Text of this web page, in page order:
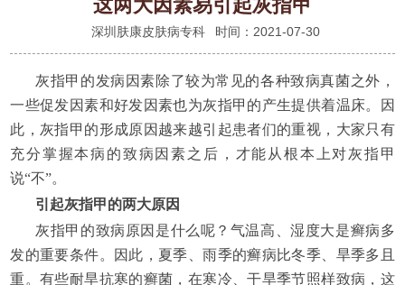
这两大因素易引起灰指甲
深圳肤康皮肤病专科 时间：2021-07-30
灰指甲的发病因素除了较为常见的各种致病真菌之外，
一些促发因素和好发因素也为灰指甲的产生提供着温床。因
此，灰指甲的形成原因越来越引起患者们的重视，大家只有
充分掌握本病的致病因素之后，才能从根本上对灰指甲
说“不”。
引起灰指甲的两大原因
灰指甲的致病原因是什么呢？气温高、湿度大是癣病多
发的重要条件。因此，夏季、雨季的癣病比冬季、旱季多且
重。有些耐旱抗寒的癣菌，在寒冷、干旱季节照样致病，这